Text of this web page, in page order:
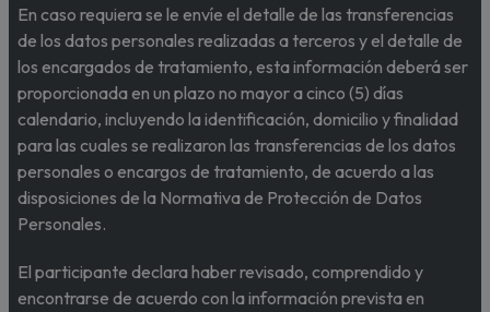
En caso requiera se le envíe el detalle de las transferencias
de los datos personales realizadas a terceros y el detalle de
los encargados de tratamiento, esta información deberá ser
proporcionada en un plazo no mayor a cinco (5) días
calendario, incluyendo la identificación, domicilio y finalidad
para las cuales se realizaron las transferencias de los datos
personales o encargos de tratamiento, de acuerdo a las
disposiciones de la Normativa de Protección de Datos
Personales.
El participante declara haber revisado, comprendido y
encontrarse de acuerdo con la información prevista en